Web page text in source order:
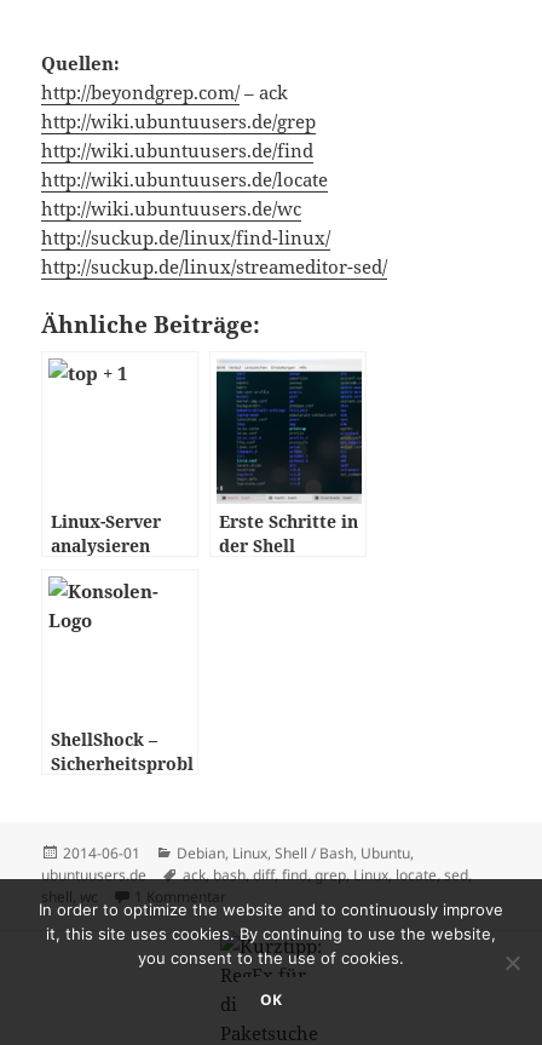
Quellen:
http://beyondgrep.com/– ack
http://wiki.ubuntuusers.de/grep
http://wiki.ubuntuusers.de/find
http://wiki.ubuntuusers.de/locate
http://wiki.ubuntuusers.de/wc
http://suckup.de/linux/find-linux/
http://suckup.de/linux/streameditor-sed/
Ähnliche Beiträge:
Linux-Server
analysieren
Erste Schritte in
der Shell
ShellShock –
Sicherheitsprobl
Posted
on
2014-06-01 Categories
Debian, Linux,Shell / Bash, Ubuntu,
ubuntuusers.de
Tags
ack,bash,diff,find,grep,Linux,locate,sed,
shell, wc 1 Kommentar
In order to optimize the website and to continuously improve
it, this site uses cookies. By continuing to use the website,
you consent to the use of cookies.
OK